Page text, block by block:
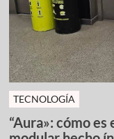
TECNOLOGÍA
“Aura»: cómo